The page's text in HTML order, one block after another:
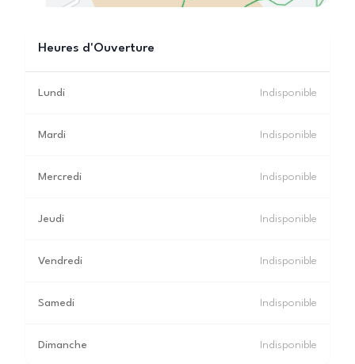
Heures d'Ouverture
Lundi Indisponible
Mardi Indisponible
Mercredi Indisponible
Jeudi Indisponible
Vendredi Indisponible
Samedi Indisponible
Dimanche Indisponible